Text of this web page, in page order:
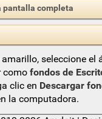
pantalla completa
seleccione el
como fondos de
clic en Descargar
la computadora.